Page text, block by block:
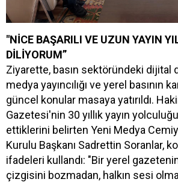
"NİCE BAŞARILI VE UZUN YAYIN
DİLİYORUM”
Ziyarette, basın sektöründeki dijital
medya yayıncılığı ve yerel basının
güncel konular masaya yatırıldı.
Gazetesi'nin 30 yıllık yayın
ettiklerini belirten Yeni Medya
Kurulu Başkanı Sadrettin Soranlar,
ifadeleri kullandı: "Bir yerel
çizgisini bozmadan, halkın sesi